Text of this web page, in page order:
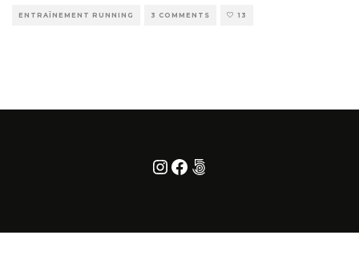
ENTRAÎNEMENT RUNNING 3 COMMENTS 13
Instagram
Facebook
500px